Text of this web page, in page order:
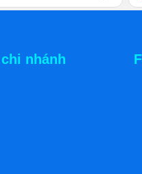
tuyệt vời của xe đẩy
định ở bất cứ đâu nên
muốn bày bán đồ ăn.
nhánh